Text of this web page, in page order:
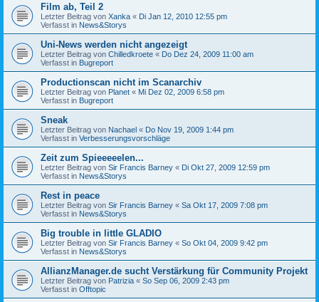
Film ab, Teil 2
Letzter Beitrag von Xanka « Di Jan 12, 2010 12:55 pm
Verfasst in News&Storys
Uni-News werden nicht angezeigt
Letzter Beitrag von Chilledkroete « Do Dez 24, 2009 11:00 am
Verfasst in Bugreport
Productionscan nicht im Scanarchiv
Letzter Beitrag von Planet « Mi Dez 02, 2009 6:58 pm
Verfasst in Bugreport
Sneak
Letzter Beitrag von Nachael « Do Nov 19, 2009 1:44 pm
Verfasst in Verbesserungsvorschläge
Zeit zum Spieeeeelen...
Letzter Beitrag von Sir Francis Barney « Di Okt 27, 2009 12:59 pm
Verfasst in News&Storys
Rest in peace
Letzter Beitrag von Sir Francis Barney « Sa Okt 17, 2009 7:08 pm
Verfasst in News&Storys
Big trouble in little GLADIO
Letzter Beitrag von Sir Francis Barney « So Okt 04, 2009 9:42 pm
Verfasst in News&Storys
AllianzManager.de sucht Verstärkung für Community Projekt
Letzter Beitrag von Patrizia « So Sep 06, 2009 2:43 pm
Verfasst in Offtopic